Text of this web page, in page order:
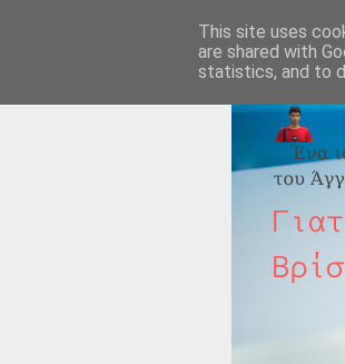
This site uses
are shared with
statistics, and to